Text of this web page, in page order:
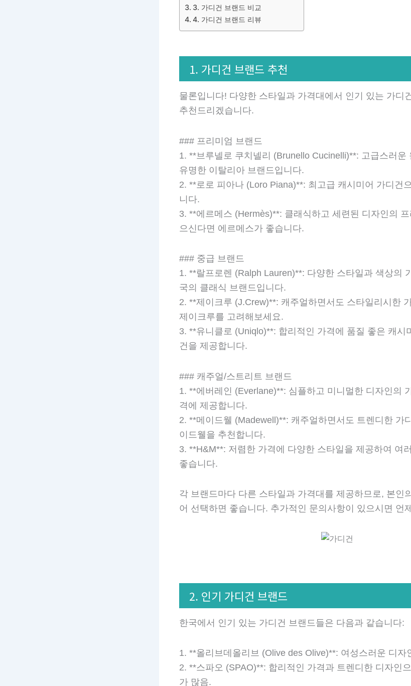
3. 가디건 브랜드 비교
4. 가디건 브랜드 리뷰
1. 가디건 브랜드 추천
물론입니다! 다양한 스타일과 가격대에서 인기 있는 가디
추천드리겠습니다.
### 프리미엄 브랜드
1. **브루넬로 쿠치넬리 (Brunello Cucinelli)**: 고급스러운
유명한 이탈리아 브랜드입니다.
2. **로로 피아나 (Loro Piana)**: 최고급 캐시미어 가디건
니다.
3. **에르메스 (Hermès)**: 클래식하고 세련된 디자인의
으신다면 에르메스가 좋습니다.
### 중급 브랜드
1. **랄프로렌 (Ralph Lauren)**: 다양한 스타일과 색상의
국의 클래식 브랜드입니다.
2. **제이크루 (J.Crew)**: 캐주얼하면서도 스타일리시한
제이크루를 고려해보세요.
3. **유니클로 (Uniqlo)**: 합리적인 가격에 품질 좋은 캐시
건을 제공합니다.
### 캐주얼/스트리트 브랜드
1. **에버레인 (Everlane)**: 심플하고 미니멀한 디자인의
격에 제공합니다.
2. **메이드웰 (Madewell)**: 캐주얼하면서도 트렌디한 가
이드웰을 추천합니다.
3. **H&M**: 저렴한 가격에 다양한 스타일을 제공하여 여
좋습니다.
각 브랜드마다 다른 스타일과 가격대를 제공하므로, 본인
어 선택하면 좋습니다. 추가적인 문의사항이 있으시면 언
2. 인기 가디건 브랜드
한국에서 인기 있는 가디건 브랜드들은 다음과 같습니다:
1. **올리브데올리브 (Olive des Olive)**: 여성스러운 디자
2. **스파오 (SPAO)**: 합리적인 가격과 트렌디한 디자인
가 많음.